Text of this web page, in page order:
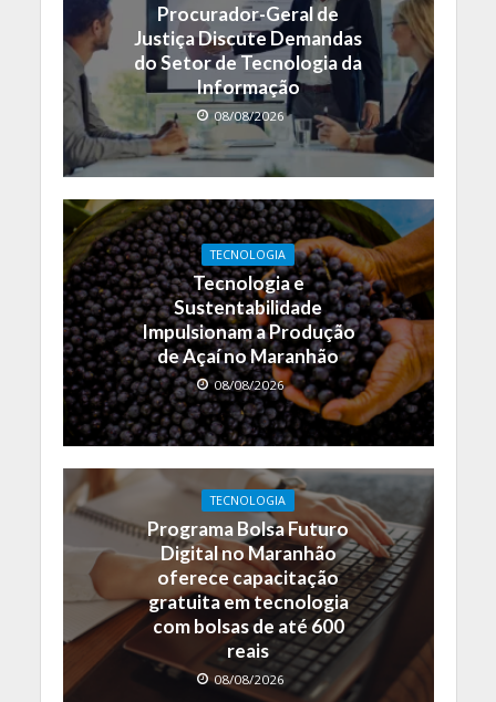
Procurador-Geral de
Justiça Discute Demandas
do Setor de Tecnologia da
Informação
08/08/2026
TECNOLOGIA
Tecnologia e
Sustentabilidade
Impulsionam a Produção
de Açaí no Maranhão
08/08/2026
TECNOLOGIA
Programa Bolsa Futuro
Digital no Maranhão
oferece capacitação
gratuita em tecnologia
com bolsas de até 600
reais
08/08/2026